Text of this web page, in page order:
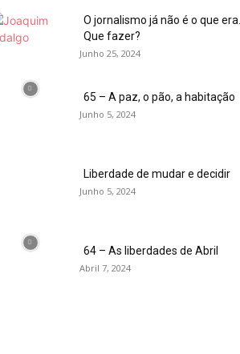
O jornalismo já não é o que era…
Que fazer?
Junho 25, 2024
65 – A paz, o pão, a habitação
Junho 5, 2024
Liberdade de mudar e decidir
Junho 5, 2024
64 – As liberdades de Abril
Abril 7, 2024